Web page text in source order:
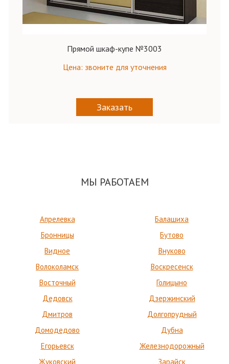
Прямой шкаф-купе №3003
Цена: звоните для уточнения
Заказать
МЫ РАБОТАЕМ
Апрелевка
Балашиха
Бронницы
Бутово
Видное
Внуково
Волоколамск
Воскресенск
Восточный
Голицыно
Дедовск
Дзержинский
Дмитров
Долгопрудный
Домодедово
Дубна
Егорьевск
Железнодорожный
Жуковский
Зарайск